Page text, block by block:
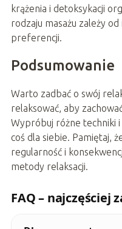
krążenia i detoksykacji
rodzaju masażu zależy
preferencji.
Podsumowanie
Warto zadbać o swój
relaksować, aby
Wypróbuj różne techniki
coś dla siebie. Pamiętaj,
regularność i
metody relaksacji.
FAQ – najczęściej